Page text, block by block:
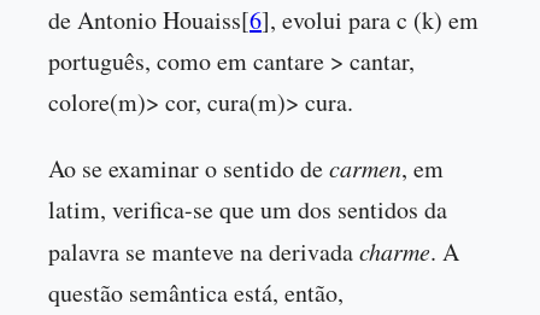
de Antonio Houaiss[6], evolui para c (k) em
português, como em cantare > cantar,
colore(m)> cor, cura(m)> cura.
Ao se examinar o sentido decarmen, em
latim, verifica-se que um dos sentidos da
palavra se manteve na derivadacharme. A
questão semântica está, então,